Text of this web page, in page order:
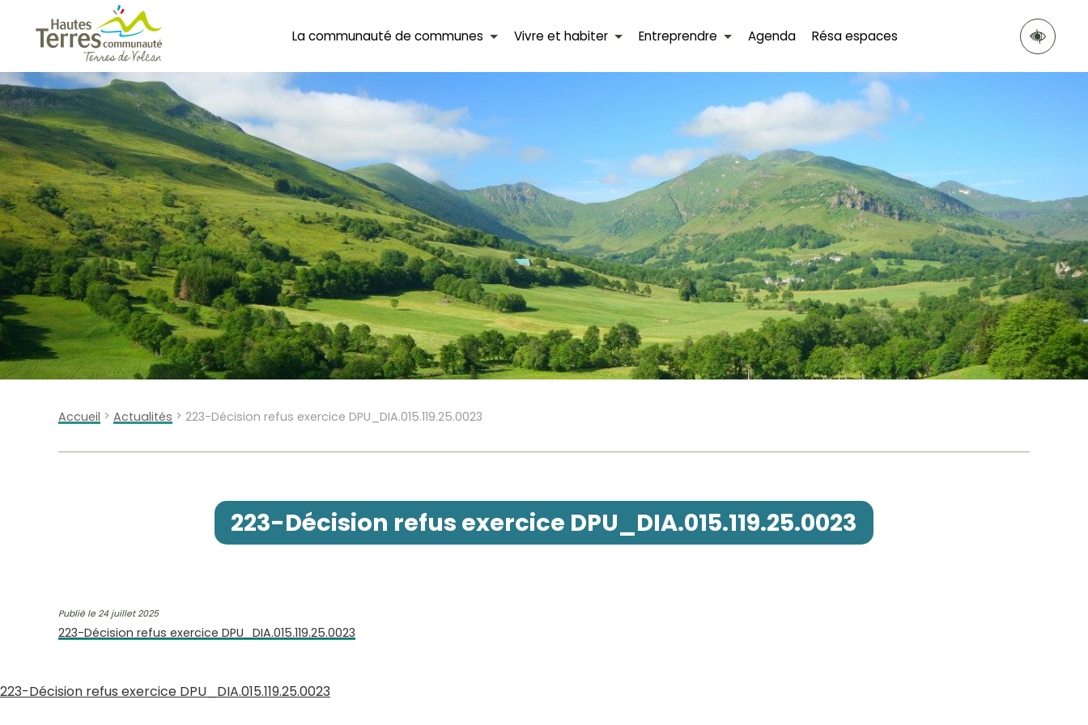
La communauté de communes Vivre et habiter Entreprendre Agenda Résa espaces
Accueil > Actualités > 223-Décision refus exercice DPU_DIA.015.119.25.0023
223-Décision refus exercice DPU_DIA.015.119.25.0023
Publié le 24 juillet 2025
223-Décision refus exercice DPU_DIA.015.119.25.0023
223-Décision refus exercice DPU_DIA.015.119.25.0023